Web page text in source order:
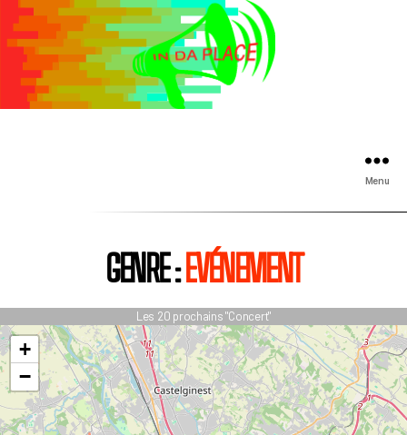
Menu
GENRE : EVÉNEMENT
Les 20 prochains "Concert"
+
−